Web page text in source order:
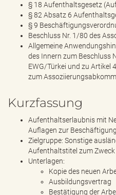
§ 18 Aufenthaltsgesetz
§ 82 Absatz 6
§ 9
Beschluss Nr. 1/80 des
Allgemeine
des Innern zum Beschluss
EWG/Türkei und zu Artikel
zum
Kurzfassung
Aufenthaltserlaubnis mit
Auflagen zur Beschäftigung
Zielgruppe: Sonstige
Aufenthaltstitel zum
Unterlagen:
Kopie des neuen
Ausbildungsvertrag
Bestätigung der